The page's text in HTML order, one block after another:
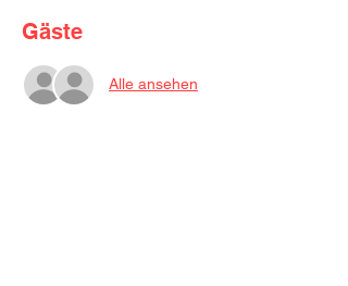
Gäste
Alle ansehen